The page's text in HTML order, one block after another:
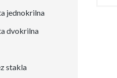
jednokrilna
dvokrilna
stakla